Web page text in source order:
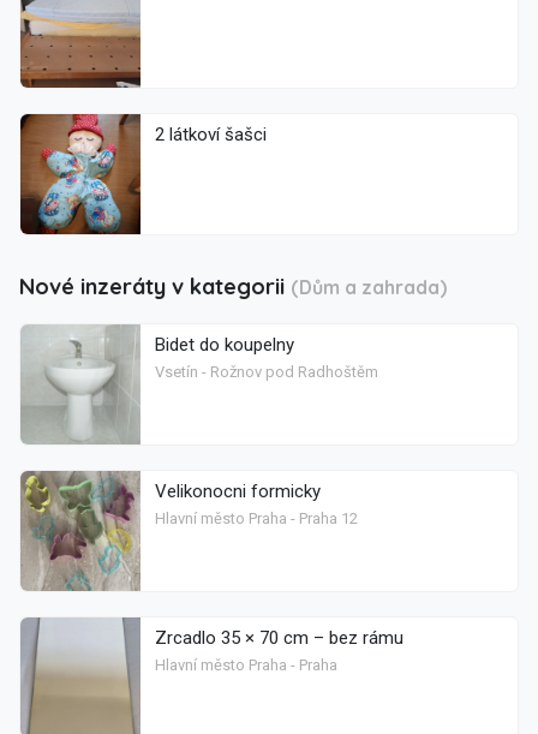
2 látkoví šašci
Nové inzeráty v kategorii (Dům a zahrada)
Bidet do koupelny
Vsetín - Rožnov pod Radhoštěm
Velikonocni formicky
Hlavní město Praha - Praha 12
Zrcadlo 35 × 70 cm – bez rámu
Hlavní město Praha - Praha